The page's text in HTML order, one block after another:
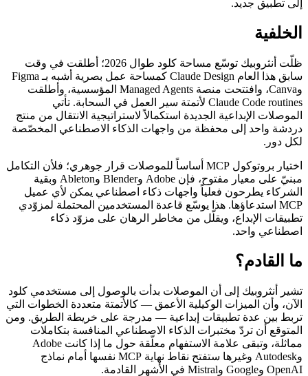
إلى تطبيق جديد.
الخلفية
ظلّت أنثروبيك توسّع مساحة كلود طوال 2026؛ أطلقت في وقت
سابق هذا العام Claude Design كمساحة عمل بصرية أشبه بـ Figma
وCanva، وافتتحت منصة Managed Agents المؤسسية، وأطلقت
Claude Code routines لأتمتة سير العمل في السحابة. تأتي
الموصلات الإبداعية الجديدة استكمالاً لاستراتيجية الانتقال من منتج
دردشة واحد إلى محفظة من واجهات الذكاء الاصطناعي المخصّصة
لكل دور.
اختيار بروتوكول MCP أساساً للموصلات قرار جوهري؛ فلأن التكامل
مبنيّ على معيار مفتوح، فإن Adobe وBlender وAbleton وبقية
الشركاء يطرحون فعلياً واجهات ذكاء اصطناعي يمكن لأي عميل
MCP استدعاؤها. هذا يوسّع قاعدة المستخدمين المحتملة لمزوّدي
تطبيقات الإبداع، ويقلّل من مخاطر الرهان على مزوّد ذكاء
اصطناعي واحد.
ما القادم؟
تشير أنثروبيك إلى أن الموصلات بدأت بالوصول إلى مستخدمي كلود
الآن، وأن الميزات الوكيلية الأعمق — كالأتمتة متعددة الخطوات التي
تربط بين عدة تطبيقات إبداعية — مدرجة على خريطة الطريق. ومن
المتوقع أن تردّ مختبرات الذكاء الاصطناعي المنافسة بتكاملات
مماثلة، وتبقى علامة الاستفهام معلّقة حول ما إذا كانت Adobe
وAutodesk وغيرها ستفتح نقاط نهاية MCP نفسها أمام نماذج
OpenAI وGoogle وMistral في الأشهر القادمة.